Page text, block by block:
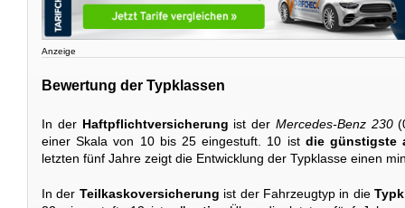
Anzeige
Bewertung der Typklassen
In der Haftpflichtversicherung ist der Mercedes-Benz 230
einer Skala von 10 bis 25 eingestuft. 10 ist die günstigste
letzten fünf Jahre zeigt die Entwicklung der Typklasse einen
In der Teilkaskoversicherung ist der Fahrzeugtyp in die